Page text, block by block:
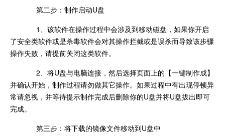
第二步：制作启动U盘
1、该软件在操作过程中会涉及到移动磁盘，如果你开启
了安全类软件或是杀毒软件会对其操作拦截或是误杀而导致该步骤
操作失败，请提前关闭这类软件。
2、将U盘与电脑连接，然后选择页面上的【一键制作成】
并确认开始，制作过程请勿做其它操作。如果过程中有出现停顿异
常请忽视，并等待提示制作完成后删除你的U盘并将U盘拔出即可
完成。
第三步：将下载的镜像文件移动到U盘中